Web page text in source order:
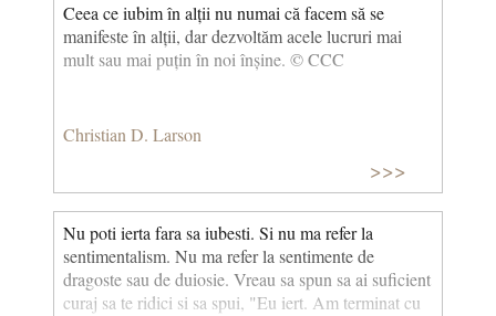
Ceea ce iubim în alții nu numai că facem să se
manifeste în alții, dar dezvoltăm acele lucruri mai
mult sau mai puțin în noi înșine. © CCC
Christian D. Larson
>>>
Nu poti ierta fara sa iubesti. Si nu ma refer la
sentimentalism. Nu ma refer la sentimente de
dragoste sau de duiosie. Vreau sa spun sa ai suficient
curaj sa te ridici si sa spui, "Eu iert. Am terminat cu